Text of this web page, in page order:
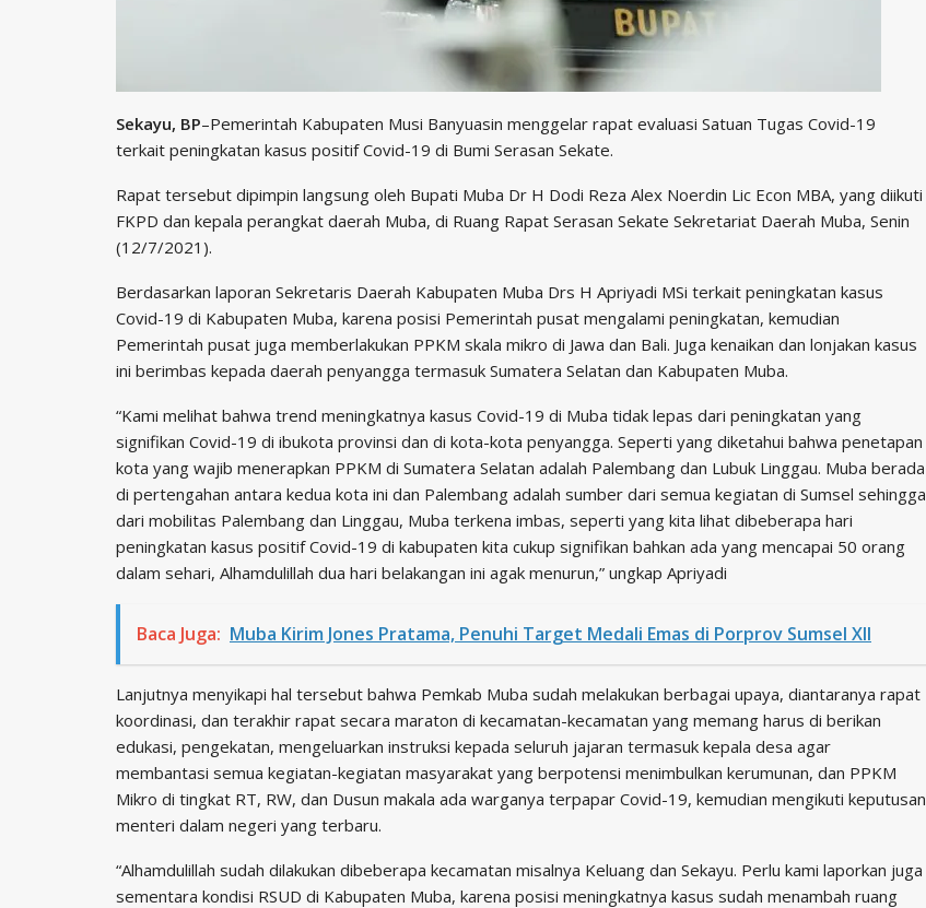
Sekayu, BP–Pemerintah Kabupaten Musi Banyuasin menggelar rapat evaluasi Satuan Tugas Covid-19
terkait peningkatan kasus positif Covid-19 di Bumi Serasan Sekate.
Rapat tersebut dipimpin langsung oleh Bupati Muba Dr H Dodi Reza Alex Noerdin Lic Econ MBA, yang diikuti
FKPD dan kepala perangkat daerah Muba, di Ruang Rapat Serasan Sekate Sekretariat Daerah Muba, Senin
(12/7/2021).
Berdasarkan laporan Sekretaris Daerah Kabupaten Muba Drs H Apriyadi MSi terkait peningkatan kasus
Covid-19 di Kabupaten Muba, karena posisi Pemerintah pusat mengalami peningkatan, kemudian
Pemerintah pusat juga memberlakukan PPKM skala mikro di Jawa dan Bali. Juga kenaikan dan lonjakan kasus
ini berimbas kepada daerah penyangga termasuk Sumatera Selatan dan Kabupaten Muba.
“Kami melihat bahwa trend meningkatnya kasus Covid-19 di Muba tidak lepas dari peningkatan yang
signifikan Covid-19 di ibukota provinsi dan di kota-kota penyangga. Seperti yang diketahui bahwa penetapan
kota yang wajib menerapkan PPKM di Sumatera Selatan adalah Palembang dan Lubuk Linggau. Muba berada
di pertengahan antara kedua kota ini dan Palembang adalah sumber dari semua kegiatan di Sumsel sehingga
dari mobilitas Palembang dan Linggau, Muba terkena imbas, seperti yang kita lihat dibeberapa hari
peningkatan kasus positif Covid-19 di kabupaten kita cukup signifikan bahkan ada yang mencapai 50 orang
dalam sehari, Alhamdulillah dua hari belakangan ini agak menurun,” ungkap Apriyadi
Baca Juga: Muba Kirim Jones Pratama, Penuhi Target Medali Emas di Porprov Sumsel XII
Lanjutnya menyikapi hal tersebut bahwa Pemkab Muba sudah melakukan berbagai upaya, diantaranya rapat
koordinasi, dan terakhir rapat secara maraton di kecamatan-kecamatan yang memang harus di berikan
edukasi, pengekatan, mengeluarkan instruksi kepada seluruh jajaran termasuk kepala desa agar
membantasi semua kegiatan-kegiatan masyarakat yang berpotensi menimbulkan kerumunan, dan PPKM
Mikro di tingkat RT, RW, dan Dusun makala ada warganya terpapar Covid-19, kemudian mengikuti keputusan
menteri dalam negeri yang terbaru.
“Alhamdulillah sudah dilakukan dibeberapa kecamatan misalnya Keluang dan Sekayu. Perlu kami laporkan juga
sementara kondisi RSUD di Kabupaten Muba, karena posisi meningkatnya kasus sudah menambah ruang